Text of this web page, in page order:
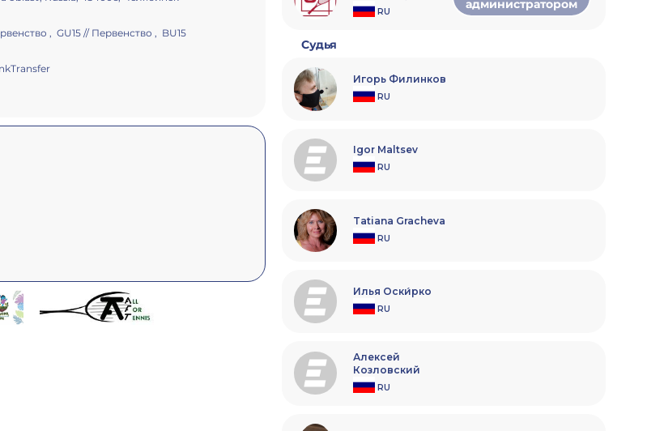
, GU15 // Первенство , BU15
RU
администратором
Судья
Игорь Филинков
RU
Igor Maltsev
RU
Tatiana Gracheva
RU
Илья Оски́рко
RU
Алексей
Козловский
RU